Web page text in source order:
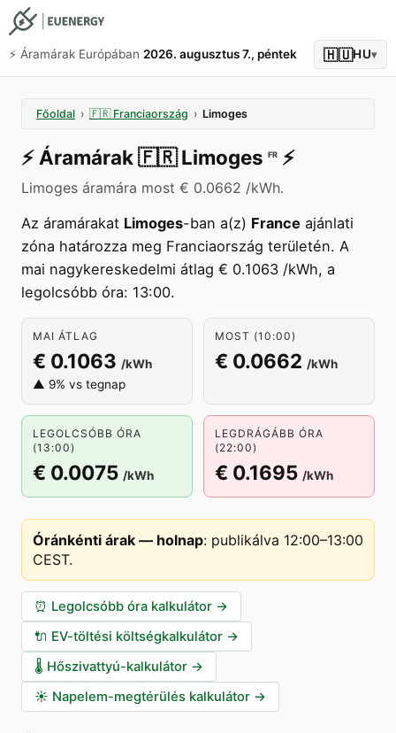
⚡️ Áramárak Európában 2026. augusztus 7., péntek 🇭🇺HU▾
Főoldal › 🇫🇷 Franciaország › Limoges
⚡️ Áramárak🇫🇷 Limoges FR ⚡️
Limoges áramára most € 0.0662 /kWh.
Az áramárakat Limoges-ban a(z) France ajánlati
zóna határozza meg Franciaország területén. A
mai nagykereskedelmi átlag € 0.1063 /kWh, a
legolcsóbb óra: 13:00.
MAI ÁTLAG
€ 0.1063 /kWh
▲ 9% vs tegnap
MOST (10:00)
€ 0.0662 /kWh
LEGOLCSÓBB ÓRA
(13:00)
€ 0.0075 /kWh
LEGDRÁGÁBB ÓRA
(22:00)
€ 0.1695 /kWh
Óránkénti árak — holnap: publikálva 12:00–13:00
CEST.
⏰ Legolcsóbb óra kalkulátor →
🔌 EV-töltési költségkalkulátor →
🌡️ Hőszivattyú-kalkulátor →
☀️ Napelem-megtérülés kalkulátor →